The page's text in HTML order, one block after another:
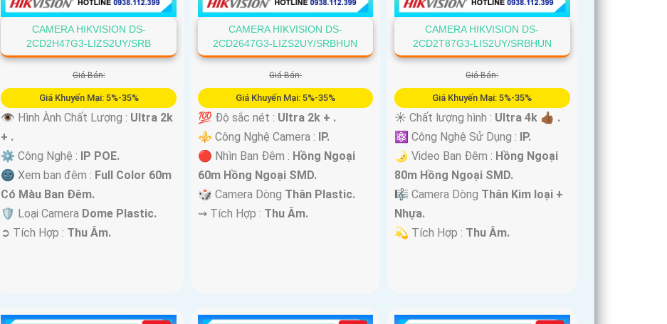
CAMERA HIKVISION DS-
2CD2H47G3-LIZS2UY/SRB
Giá Bán:
Giá Khuyến Mại: 5%-35%
👁 Hình Ành Chất Lượng : Ultra 2k
+ .
⚙ Công Nghệ : IP POE.
🌚 Xem ban đêm : Full Color 60m
Có Màu Ban Ðêm.
🛡 Loại Camera Dome Plastic.
️➲ Tích Hợp : Thu Âm.
CAMERA HIKVISION DS-
2CD2647G3-LIZS2UY/SRBHUN
Giá Bán:
Giá Khuyến Mại: 5%-35%
💯 Độ sắc nét : Ultra 2k + .
⚜️ Công Nghệ Camera : IP.
🔴 Nhìn Ban Đêm : Hồng Ngoại
60m Hồng Ngoại SMD.
🎲 Camera Dòng Thân Plastic.
️⇝ Tích Hợp : Thu Âm.
CAMERA HIKVISION DS-
2CD2T87G3-LIS2UY/SRBHUN
Giá Bán:
Giá Khuyến Mại: 5%-35%
☀️ Chất lượng hình : Ultra 4k 👍🏾 .
⚛️ Công Nghệ Sử Dụng : IP.
🌛 Video Ban Đêm : Hồng Ngoại
80m Hồng Ngoại SMD.
🎼️ Camera Dòng Thân Kim loại +
Nhựa.
️💫 Tích Hợp : Thu Âm.